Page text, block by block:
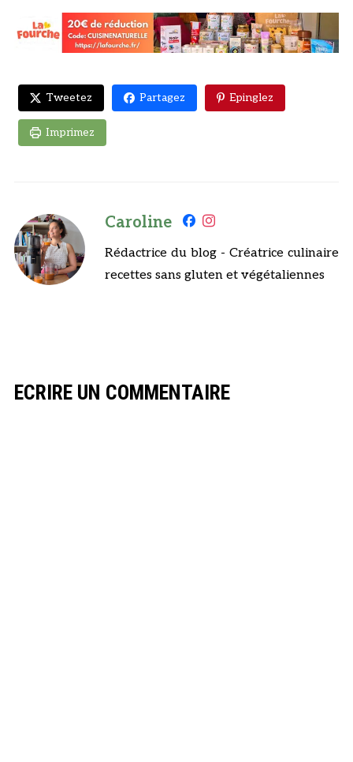
Tweetez Partagez Epinglez
Imprimez
Caroline
Rédactrice du blog - Créatrice culinaire
recettes sans gluten et végétaliennes
ECRIRE UN COMMENTAIRE